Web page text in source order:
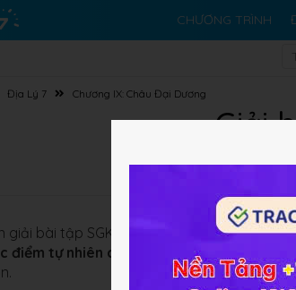
CHƯƠNG TRÌNH
Địa Lý 7 Chương IX: Châu Đại Dương
Giải
giải bài tập SGK Thực hành: Viết báo cáo
điểm tự nhiên của Ô-xtrây-li-a
- Địa lý